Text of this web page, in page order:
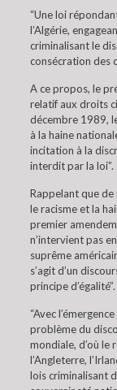
“Une loi
l’Algérie,
criminalisant le
consécration des
A ce propos, le
relatif aux droits
décembre 1989,
à la haine
incitation à la
interdit par la loi”.
Rappelant que
le racisme et la
premier
n’intervient pas
suprême
s’agit d’un
principe d’égalité”.
“Avec
problème du
mondiale, d’où le
l’Angleterre,
lois criminalisant